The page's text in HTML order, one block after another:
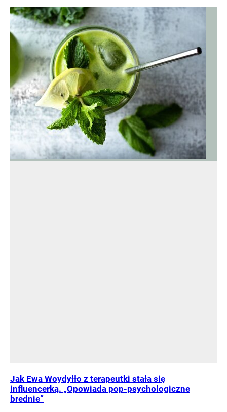
Jak Ewa Woydyłło z terapeutki stała się
influencerką. „Opowiada pop-psychologiczne
brednie”